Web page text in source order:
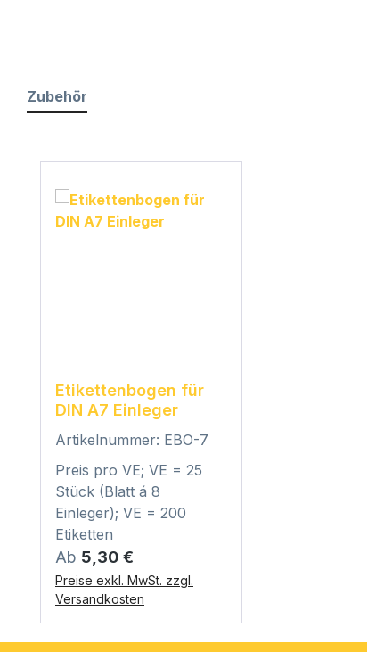
Zubehör
Etikettenbogen für
DIN A7 Einleger
Artikelnummer: EBO-7
Preis pro VE; VE = 25
Stück (Blatt á 8
Einleger); VE = 200
Etiketten
Regulärer Preis:
Ab 5,30 €
Preise exkl. MwSt. zzgl.
Versandkosten